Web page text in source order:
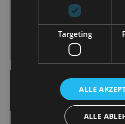
Marcus Günzel mag zwar
sein, beherrscht Spiel und
23. Oktober 2023 | Heiko
DRESDNER MORGENPOST
Targeting
ALLE
ALLE